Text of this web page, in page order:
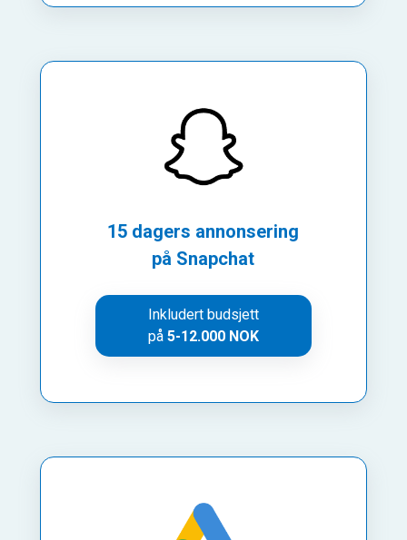
15 dagers annonsering
på Snapchat
Inkludert budsjett
på 5-12.000 NOK